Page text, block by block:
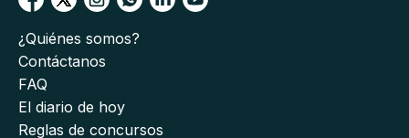
¿Quiénes somos?
Contáctanos
FAQ
El diario de hoy
Reglas de concursos